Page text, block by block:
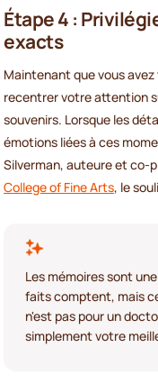
Étape 4 :
exacts
Maintenant que vous
recentrer votre attention
souvenirs. Lorsque les
émotions liées à ces
Silverman, auteure et co-
College of Fine Arts, le
Les mémoires sont
faits comptent, mais
n'est pas pour un
simplement votre